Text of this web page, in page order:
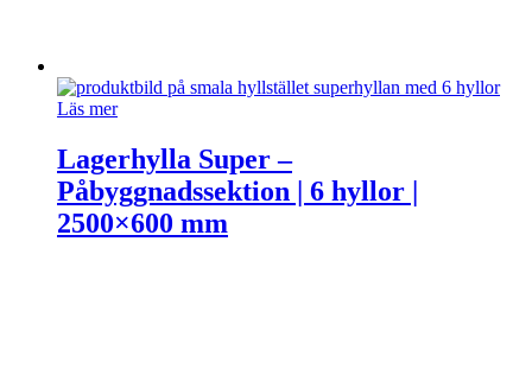
Läs mer
Lagerhylla Super –
Påbyggnadssektion | 6 hyllor |
2500×600 mm